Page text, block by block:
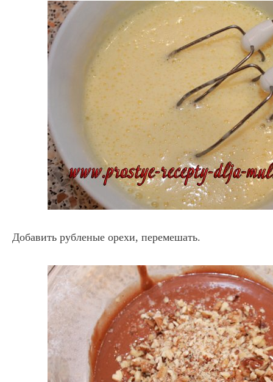
Добавить рубленые орехи, перемешать.